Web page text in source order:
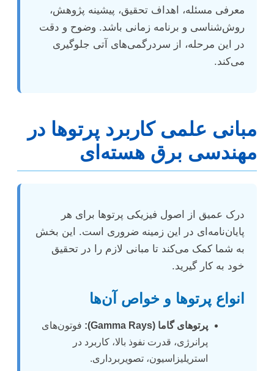
معرفی مسئله، اهداف تحقیق، پیشینه پژوهش،
روش‌شناسی و برنامه زمانی باشد. وضوح و دقت
در این مرحله، از سردرگمی‌های آتی جلوگیری
می‌کند.
مبانی علمی کاربرد پرتوها در
مهندسی برق هسته‌ای
درک عمیق از اصول فیزیکی پرتوها برای هر
پایان‌نامه‌ای در این زمینه ضروری است. این بخش
به شما کمک می‌کند تا مبانی لازم را در تحقیق
خود به کار گیرید.
انواع پرتوها و خواص آن‌ها
پرتوهای گاما (Gamma Rays):
فوتون‌های
پرانرژی، قدرت نفوذ بالا، کاربرد در
استریلیزاسیون، تصویربرداری.